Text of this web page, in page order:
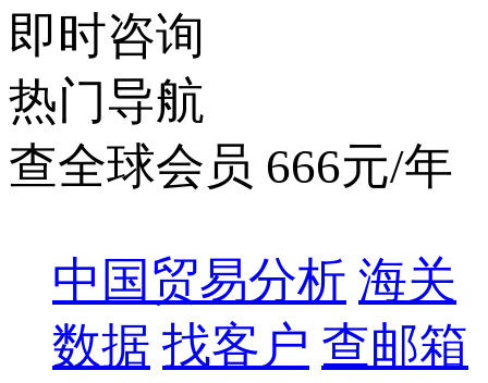
即时咨询
热门导航
查全球会员 666元/年
中国贸易分析 海关
数据 找客户 查邮箱